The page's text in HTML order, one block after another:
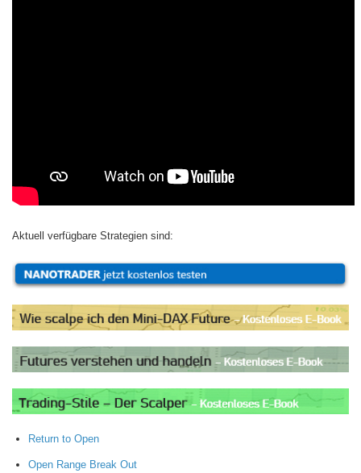
Aktuell verfügbare Strategien sind:
Return to Open
Open Range Break Out